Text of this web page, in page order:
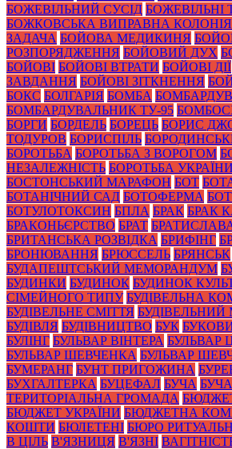
БОЖЕВІЛЬНИЙ СУСІД БОЖЕВІЛЬНІ
БОЖКОВСЬКА ВИПРАВНА
ЗАДАЧА БОЙОВА МЕДИКИНЯ
РОЗПОРЯДЖЕННЯ БОЙОВИЙ ДУХ
БОЙОВІ БОЙОВІ ВТРАТИ БОЙОВІ ДІЇ
ЗАВДАННЯ БОЙОВІ ЗІТКНЕННЯ
БОКС БОЛГАРІЯ БОМБА
БОМБАРДУВАЛЬНИК ТУ-95
БОРГИ БОРДЕЛЬ БОРЕЦЬ БОРИС
ТОДУРОВ БОРИСПІЛЬ
БОРОТЬБА БОРОТЬБА З ВОРОГОМ
НЕЗАЛЕЖНІСТЬ БОРОТЬБА УКРАЇНИ
БОСТОНСЬКИЙ МАРАФОН БОТ
БОТАНІЧНИЙ САД БОТОФЕРМА
БОТУЛОТОКСИН БПЛА БРАК БРАК
БРАКОНЬЄРСТВО БРАТ
БРИТАНСЬКА РОЗВІДКА БРИФІНГ
БРОНЮВАННЯ БРЮССЕЛЬ БРЯНСЬК
БУДАПЕШТСЬКИЙ МЕМОРАНДУМ
БУДИНКИ БУДИНОК БУДИНОК
СІМЕЙНОГО ТИПУ БУДІВЕЛЬНА
БУДІВЕЛЬНЕ СМІТТЯ
БУДІВЛЯ БУДІВНИЦТВО БУК
БУЛІНГ БУЛЬВАР ВІНТЕРА БУЛЬВАР
БУЛЬВАР ШЕВЧЕНКА БУЛЬВАР
БУМЕРАНГ БУНТ ПРИГОЖИНА
БУХГАЛТЕРКА БУЦЕФАЛ БУЧА
ТЕРИТОРІАЛЬНА ГРОМАДА
БЮДЖЕТ УКРАЇНИ БЮДЖЕТНА
КОШТИ БЮЛЕТЕНІ БЮРО
В ЦІЛЬ В'ЯЗНИЦЯ В'ЯЗНІ